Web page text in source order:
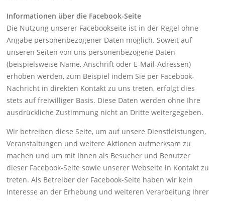
Informationen über die Facebook-Seite
Die Nutzung unserer Facebookseite ist in der Regel ohne
Angabe personenbezogener Daten möglich. Soweit auf
unseren Seiten von uns personenbezogene Daten
(beispielsweise Name, Anschrift oder E-Mail-Adressen)
erhoben werden, zum Beispiel indem Sie per Facebook-
Nachricht in direkten Kontakt zu uns treten, erfolgt dies
stets auf freiwilliger Basis. Diese Daten werden ohne Ihre
ausdrückliche Zustimmung nicht an Dritte weitergegeben.
Wir betreiben diese Seite, um auf unsere Dienstleistungen,
Veranstaltungen und weitere Aktionen aufmerksam zu
machen und um mit Ihnen als Besucher und Benutzer
dieser Facebook-Seite sowie unserer Webseite in Kontakt zu
treten. Als Betreiber der Facebook-Seite haben wir kein
Interesse an der Erhebung und weiteren Verarbeitung Ihrer